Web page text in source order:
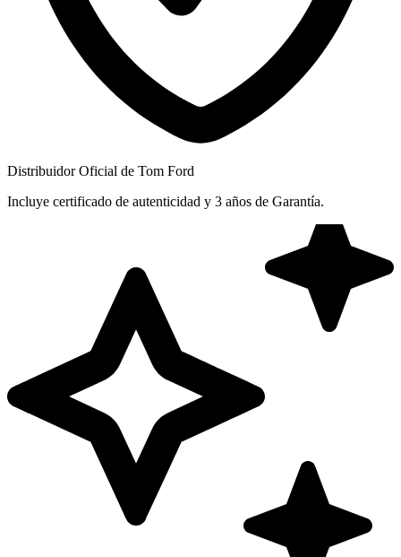
Distribuidor Oficial de Tom Ford
Incluye certificado de autenticidad y 3 años de Garantía.